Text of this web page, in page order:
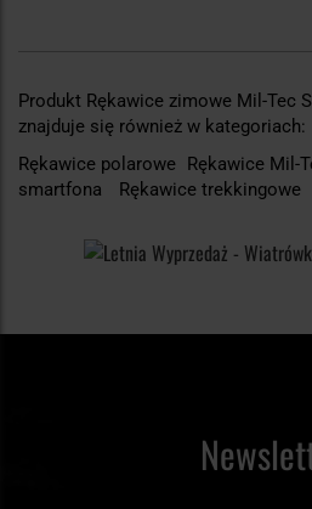
Produkt Rękawice zimowe Mil-Tec
znajduje się również w kategoriach:
Rękawice polarowe Rękawice Mil-
smartfona
Rękawice trekkingowe